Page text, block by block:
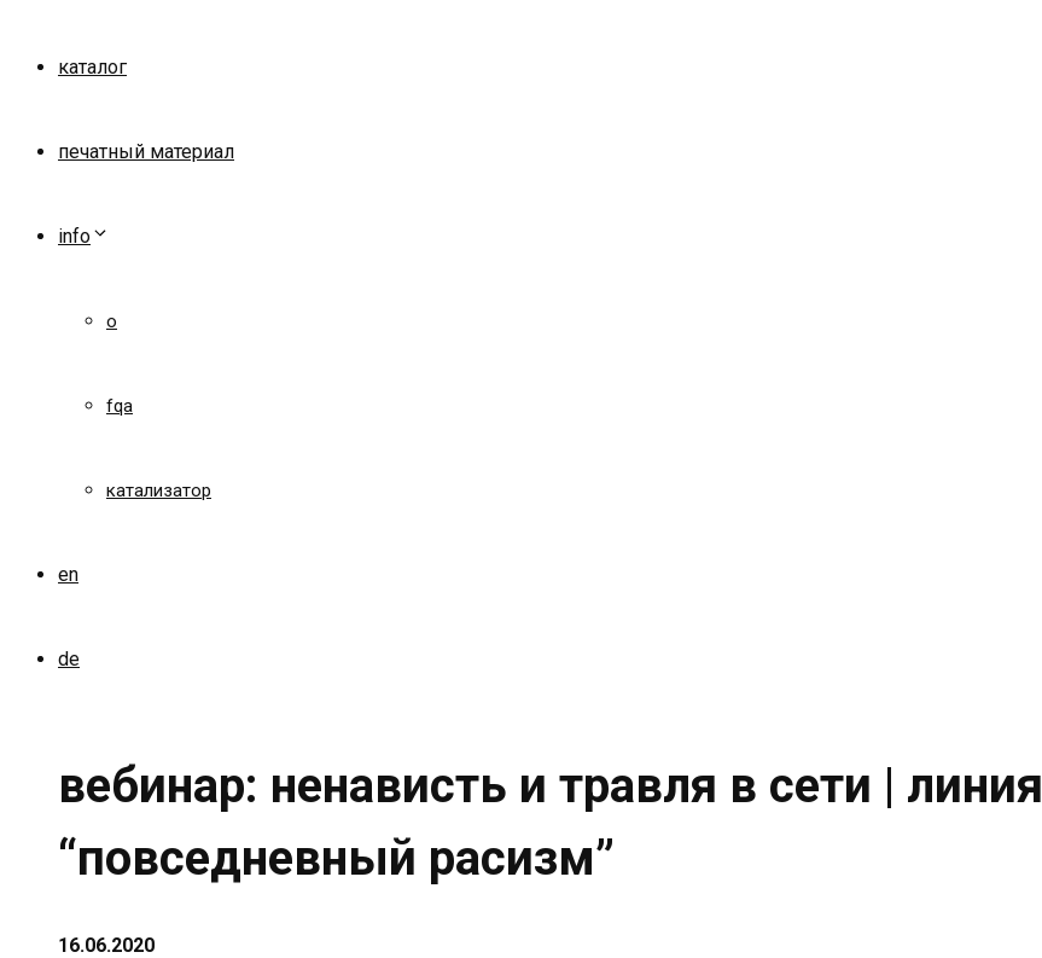
каталог
печатный материал
info
о
fqa
катализатор
en
de
вебинар: ненависть и травля в сети | линия
“повседневный расизм”
16.06.2020